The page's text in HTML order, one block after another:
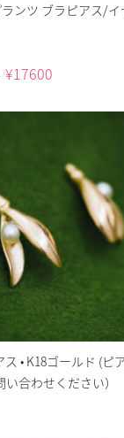
ンツ ブラピアス/イ
¥17600
• K18ゴールド (ピ
合わせください）